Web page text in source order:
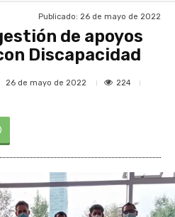
Publicado: 26 de mayo de 2022
de apoyos
Discapacidad
26 de mayo de 2022
224